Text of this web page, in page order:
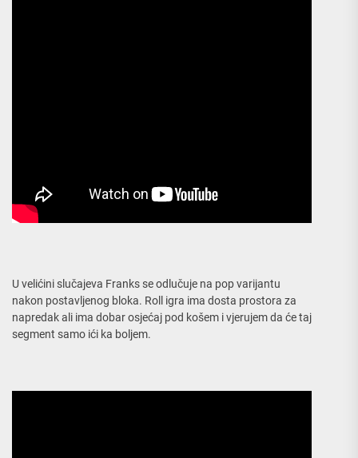
U velićini slučajeva Franks se odlučuje na pop varijantu
nakon postavljenog bloka. Roll igra ima dosta prostora za
napredak ali ima dobar osjećaj pod košem i vjerujem da će taj
segment samo ići ka boljem.